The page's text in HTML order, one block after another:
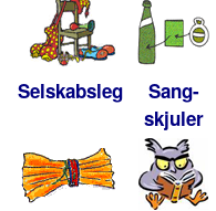
Selskabsleg
Sang-
skjuler